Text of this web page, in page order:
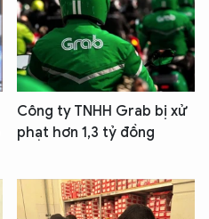
Công ty TNHH Grab bị xử
phạt hơn 1,3 tỷ đồng